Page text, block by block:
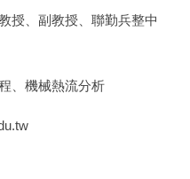
、副教授、聯勤兵整中
機械熱流分析